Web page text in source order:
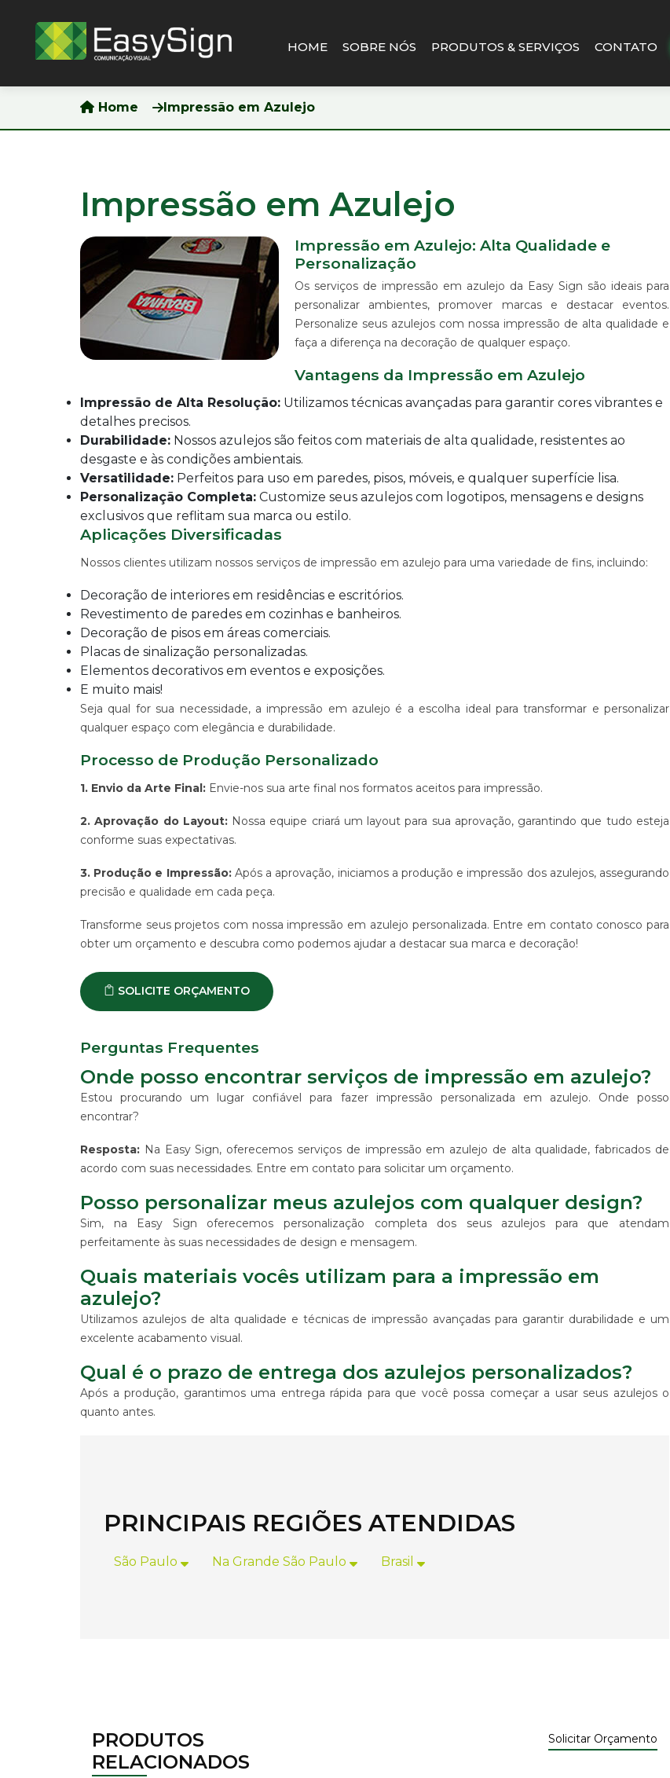
HOME SOBRE NÓS PRODUTOS & SERVIÇOS CONTATO
IMPRESSÃO
IMPRESSÃO
LONA
IMPRESSÃO
DIGITAL
PAPEL
IMPRESSÃO
DIGITAL
SUBLIMÁTICA
TECIDO
IMPRESSÃO
DIGITAL
ALGODÃO
SUPORTE
BANNERS
ESTRUTURAS
PRODUTO
PROMOCIONAL
EVENTOS
PRODUTO
PROMOCIONAL
VENDA
ESTAMPARIA
CORRIDO
ESTAMPARIA
DIGITAL
PRODUTO
TECIDO
IMPRESSÃO
"CATÁLOGOS"
Home Impressão em Azulejo
Impressão em Azulejo
Impressão em Azulejo: Alta Qualidade e
Personalização
Os serviços de impressão em azulejo da Easy Sign são ideais para
personalizar ambientes, promover marcas e destacar eventos.
Personalize seus azulejos com nossa impressão de alta qualidade e
faça a diferença na decoração de qualquer espaço.
Vantagens da Impressão em Azulejo
Impressão de Alta Resolução: Utilizamos técnicas avançadas para garantir cores vibrantes e
detalhes precisos.
Durabilidade: Nossos azulejos são feitos com materiais de alta qualidade, resistentes ao
desgaste e às condições ambientais.
Versatilidade: Perfeitos para uso em paredes, pisos, móveis, e qualquer superfície lisa.
Personalização Completa: Customize seus azulejos com logotipos, mensagens e designs
exclusivos que reflitam sua marca ou estilo.
Aplicações Diversificadas
Nossos clientes utilizam nossos serviços de impressão em azulejo para uma variedade de fins, incluindo:
Decoração de interiores em residências e escritórios.
Revestimento de paredes em cozinhas e banheiros.
Decoração de pisos em áreas comerciais.
Placas de sinalização personalizadas.
Elementos decorativos em eventos e exposições.
E muito mais!
Seja qual for sua necessidade, a impressão em azulejo é a escolha ideal para transformar e personalizar
qualquer espaço com elegância e durabilidade.
Processo de Produção Personalizado
1. Envio da Arte Final: Envie-nos sua arte final nos formatos aceitos para impressão.
2. Aprovação do Layout:Nossa equipe criará um layout para sua aprovação, garantindo que tudo esteja
conforme suas expectativas.
3. Produção e Impressão:Após a aprovação, iniciamos a produção e impressão dos azulejos, assegurando
precisão e qualidade em cada peça.
Transforme seus projetos com nossa impressão em azulejo personalizada. Entre em contato conosco para
obter um orçamento e descubra como podemos ajudar a destacar sua marca e decoração!
SOLICITE ORÇAMENTO
Perguntas Frequentes
Onde posso encontrar serviços de impressão em azulejo?
Estou procurando um lugar confiável para fazer impressão personalizada em azulejo. Onde posso
encontrar?
Resposta: Na Easy Sign, oferecemos serviços de impressão em azulejo de alta qualidade, fabricados de
acordo com suas necessidades. Entre em contato para solicitar um orçamento.
Posso personalizar meus azulejos com qualquer design?
Sim, na Easy Sign oferecemos personalização completa dos seus azulejos para que atendam
perfeitamente às suas necessidades de design e mensagem.
Quais materiais vocês utilizam para a impressão em
azulejo?
Utilizamos azulejos de alta qualidade e técnicas de impressão avançadas para garantir durabilidade e um
excelente acabamento visual.
Qual é o prazo de entrega dos azulejos personalizados?
Após a produção, garantimos uma entrega rápida para que você possa começar a usar seus azulejos o
quanto antes.
PRINCIPAIS REGIÕES ATENDIDAS
São Paulo Na Grande São Paulo Brasil
PRODUTOS
RELACIONADOS
Solicitar Orçamento